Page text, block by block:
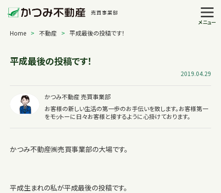
メニュー
Home > 不動産 > 平成最後の投稿です！
平成最後の投稿です！
2019.04.29
かつみ不動産 売買事業部
お客様の新しい生活の第一歩のお手伝いを致します。お客様第一
をモットーに日々お客様と接するように心掛けております。
かつみ不動産㈱売買事業部の大場です。
平成生まれの私が平成最後の投稿です。